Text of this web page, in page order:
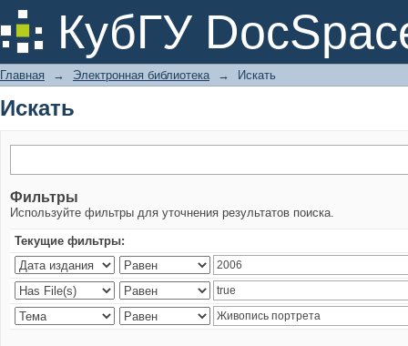
КубГУ
Искать
Главная → Электронная библиотека → Искать
Искать
Фильтры
Используйте фильтры для уточнения результатов поиска.
Текущие фильтры: